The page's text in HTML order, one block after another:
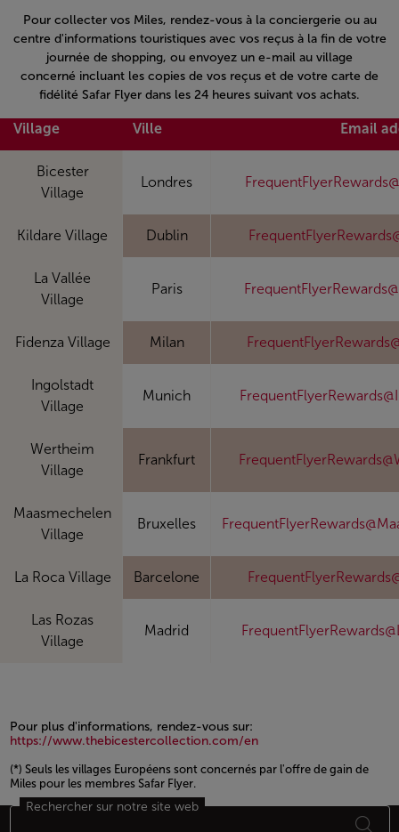
Pour collecter vos Miles, rendez-vous à la conciergerie ou au
centre d'informations touristiques avec vos reçus à la fin de votre
journée de shopping, ou envoyez un e-mail au village
concerné incluant les copies de vos reçus et de votre carte de
fidélité Safar Flyer dans les 24 heures suivant vos achats.
Village Ville Email
Bicester
Village
Londres
Kildare Village Dublin
La Vallée
Village
Paris
Fidenza Village Milan
Ingolstadt
Village
Munich
Wertheim
Village
Frankfurt
Maasmechelen
Village
Bruxelles
La Roca Village Barcelone
Las Rozas
Village
Madrid
Pour plus d'informations, rendez-vous sur:
https://www.thebicestercollection.com/en
(*) Seuls les villages Européens sont concernés par l'offre de gain de
Miles pour les membres Safar Flyer.
Open in a new window
Bas de page Plan du site
Rechercher sur notre site web